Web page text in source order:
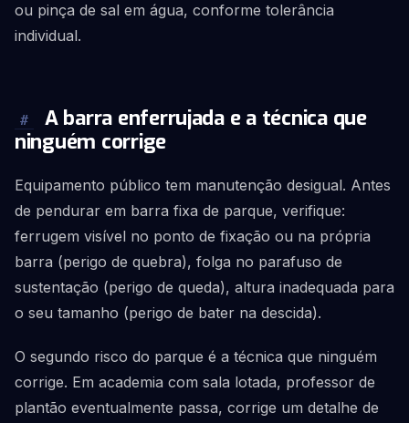
ou pinça de sal em água, conforme tolerância
individual.
#
A barra enferrujada e a técnica que
ninguém corrige
Equipamento público tem manutenção desigual. Antes
de pendurar em barra fixa de parque, verifique:
ferrugem visível no ponto de fixação ou na própria
barra (perigo de quebra), folga no parafuso de
sustentação (perigo de queda), altura inadequada para
o seu tamanho (perigo de bater na descida).
O segundo risco do parque é a técnica que ninguém
corrige. Em academia com sala lotada, professor de
plantão eventualmente passa, corrige um detalhe de